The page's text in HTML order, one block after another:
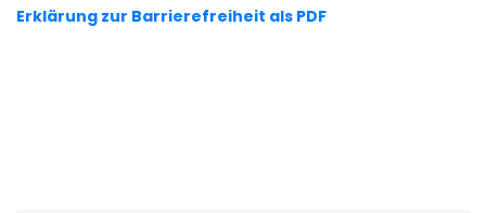
Erklärung zur Barrierefreiheit als PDF